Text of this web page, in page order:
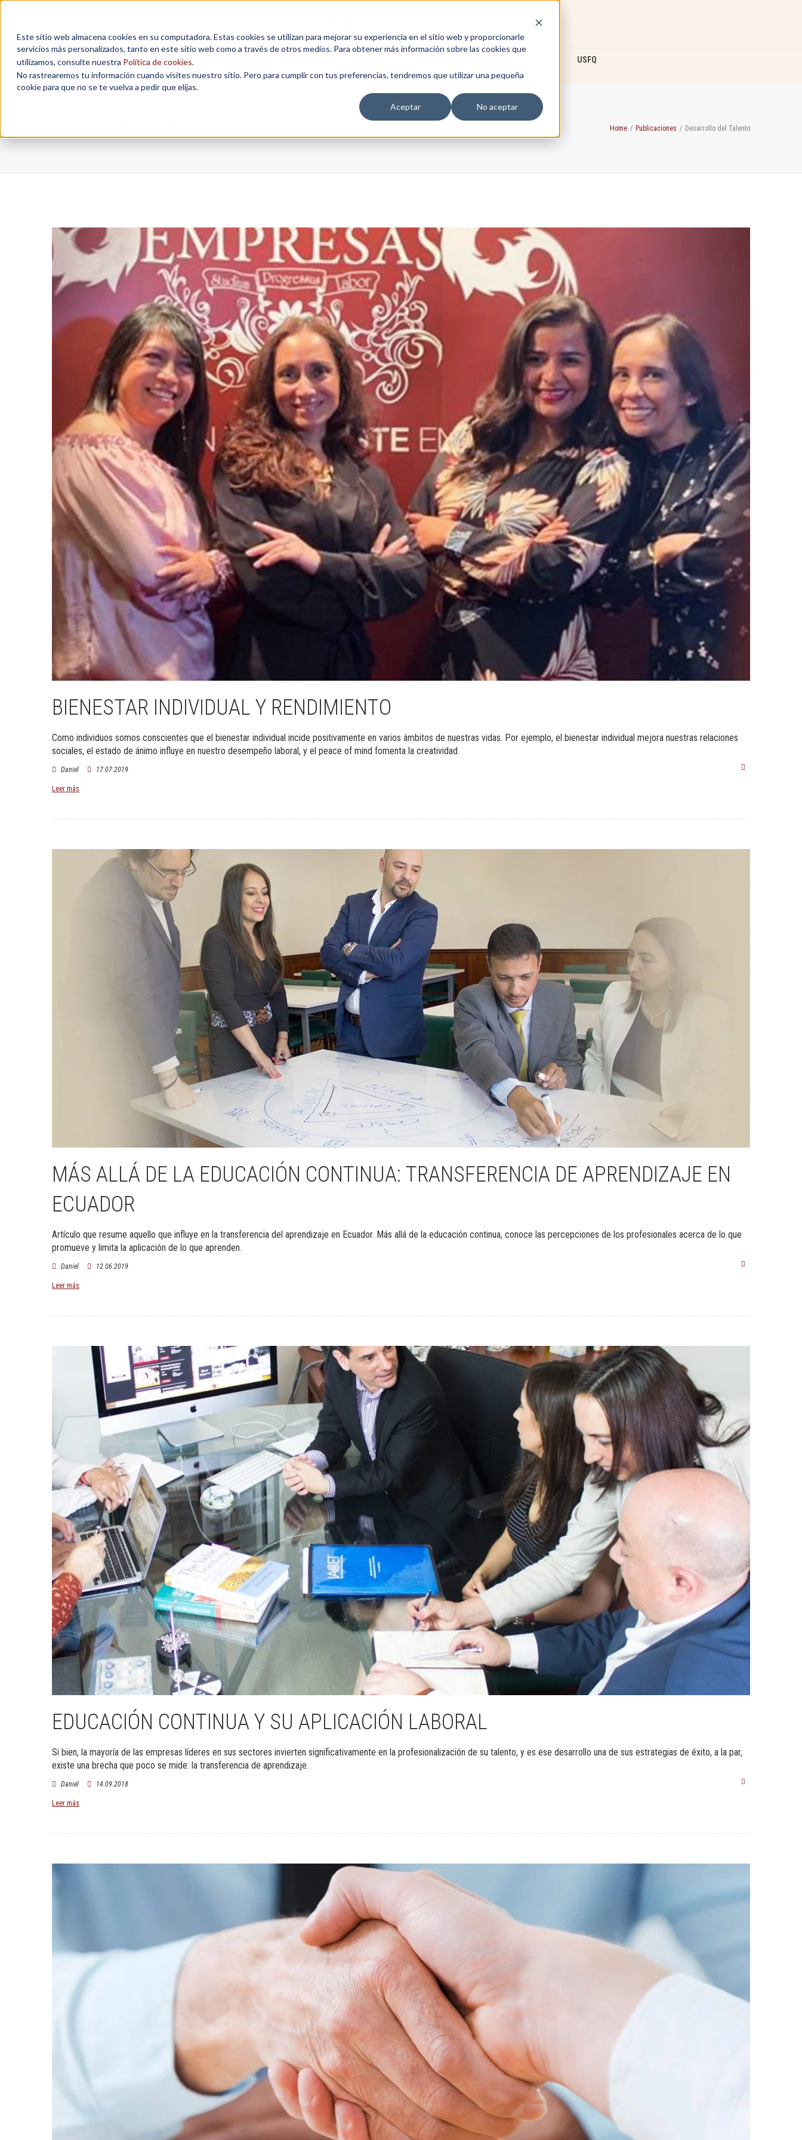
Este sitio web almacena cookies en su computadora. Estas cookies se utilizan para mejorar su experiencia en el sitio web y proporcionarle
servicios más personalizados, tanto en este sitio web como a través de otros medios. Para obtener más información sobre las cookies que
utilizamos, consulte nuestra Política de cookies.
No rastrearemos tu información cuando visites nuestro sitio. Pero para cumplir con tus preferencias, tendremos que utilizar una pequeña
cookie para que no se te vuelva a pedir que elijas.
Aceptar
No aceptar
USFQ
Home / Publicaciones / Desarrollo del Talento
BIENESTAR INDIVIDUAL Y RENDIMIENTO
Como individuos somos conscientes que el bienestar individual incide positivamente en varios ámbitos de nuestras vidas. Por ejemplo, el bienestar individual mejora nuestras relaciones
sociales, el estado de ánimo influye en nuestro desempeño laboral, y el peace of mind fomenta la creatividad.
Daniel 17.07.2019
Leer más
MÁS ALLÁ DE LA EDUCACIÓN CONTINUA: TRANSFERENCIA DE APRENDIZAJE EN
ECUADOR
Artículo que resume aquello que influye en la transferencia del aprendizaje en Ecuador. Más allá de la educación continua, conoce las percepciones de los profesionales acerca de lo que
promueve y limita la aplicación de lo que aprenden.
Daniel 12.06.2019
Leer más
EDUCACIÓN CONTINUA Y SU APLICACIÓN LABORAL
Si bien, la mayoría de las empresas líderes en sus sectores invierten significativamente en la profesionalización de su talento, y es ese desarrollo una de sus estrategias de éxito, a la par,
existe una brecha que poco se mide: la transferencia de aprendizaje.
Daniel 14.09.2018
Leer más